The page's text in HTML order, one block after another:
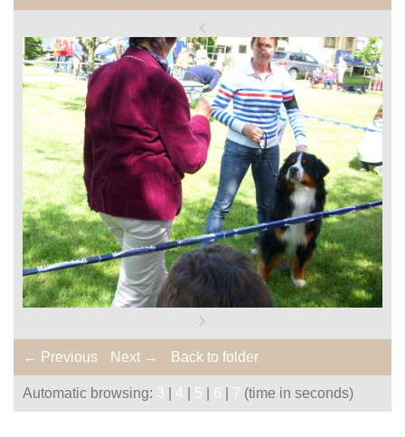
← Previous Next → Back to folder
Automatic browsing: 3 4 5 6 7 (time in seconds)